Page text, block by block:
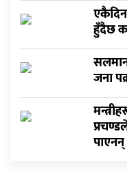
हुँदैछ
जना
पाएनन्